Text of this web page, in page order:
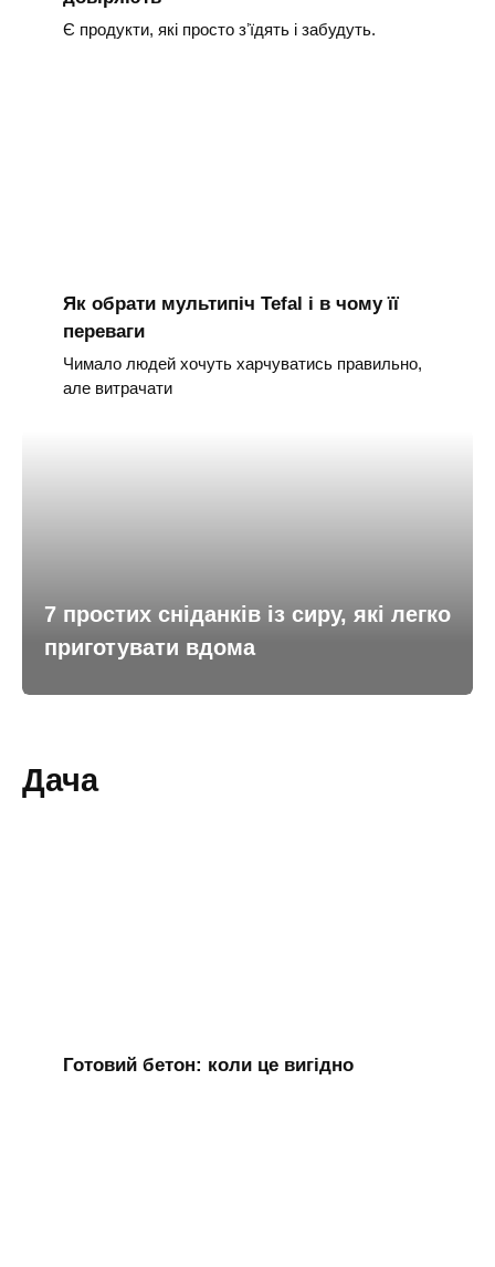
Є продукти, які просто зʼїдять і забудуть.
Як обрати мультипіч Tefal і в чому її
переваги
Чимало людей хочуть харчуватись правильно,
але витрачати
7 простих сніданків із сиру, які легко
приготувати вдома
Дача
Готовий бетон: коли це вигідно